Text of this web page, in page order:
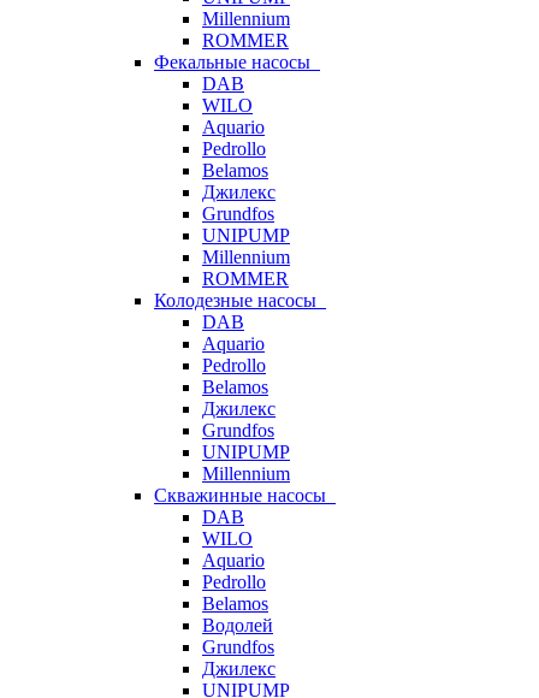
Millennium
ROMMER
Фекальные насосы
DAB
WILO
Aquario
Pedrollo
Belamos
Джилекс
Grundfos
UNIPUMP
Millennium
ROMMER
Колодезные насосы
DAB
Aquario
Pedrollo
Belamos
Джилекс
Grundfos
UNIPUMP
Millennium
Скважинные насосы
DAB
WILO
Aquario
Pedrollo
Belamos
Водолей
Grundfos
Джилекс
UNIPUMP